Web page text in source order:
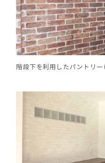
階段下を利用したパントリ